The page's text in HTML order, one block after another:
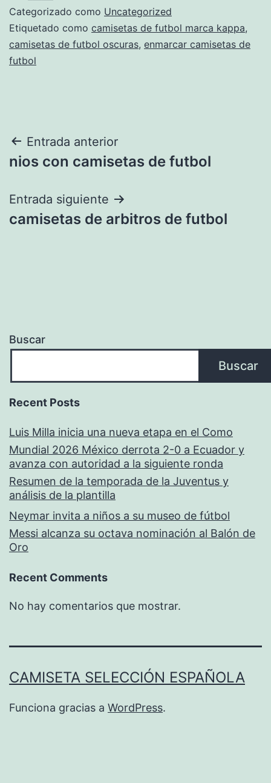
Categorizado como Uncategorized
Etiquetado como camisetas de futbol marca kappa,
camisetas de futbol oscuras, enmarcar camisetas de
futbol
Navegación
de
entradas
Entrada anterior
nios con camisetas de futbol
Entrada siguiente
camisetas de arbitros de futbol
Buscar
Buscar
Recent Posts
Luis Milla inicia una nueva etapa en el Como
Mundial 2026 México derrota 2-0 a Ecuador y
avanza con autoridad a la siguiente ronda
Resumen de la temporada de la Juventus y
análisis de la plantilla
Neymar invita a niños a su museo de fútbol
Messi alcanza su octava nominación al Balón de
Oro
Recent Comments
No hay comentarios que mostrar.
CAMISETA SELECCIÓN ESPAÑOLA
Funciona gracias a WordPress.